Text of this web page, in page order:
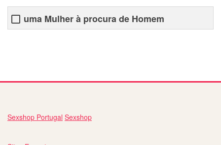
uma Mulher à procura de Homem
Sexshop Portugal Sexshop